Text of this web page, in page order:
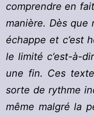
comprendre en
manière. Dès que
échappe et c’est
le limité c’est-à-
une fin. Ces
sorte de rythme
même malgré la